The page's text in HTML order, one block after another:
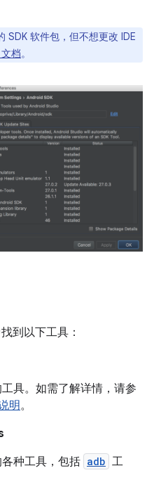
SDK 软件包，但不想更改 IDE
文档。
到以下工具：
具。如需了解详情，请参
明。
种工具，包括 adb 工